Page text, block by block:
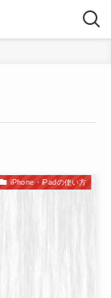
iPhone・iPadの使い方